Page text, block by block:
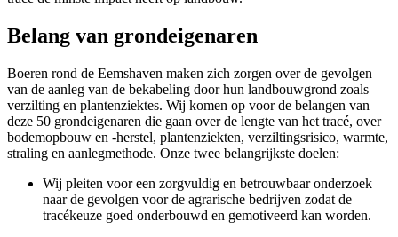
Belang van grondeigenaren
Boeren rond de Eemshaven maken zich zorgen over de gevolgen
van de aanleg van de bekabeling door hun landbouwgrond zoals
verzilting en plantenziektes. Wij komen op voor de belangen van
deze 50 grondeigenaren die gaan over de lengte van het tracé, over
bodemopbouw en -herstel, plantenziekten, verziltingsrisico, warmte,
straling en aanlegmethode. Onze twee belangrijkste doelen:
Wij pleiten voor een zorgvuldig en betrouwbaar onderzoek
naar de gevolgen voor de agrarische bedrijven zodat de
tracékeuze goed onderbouwd en gemotiveerd kan worden.